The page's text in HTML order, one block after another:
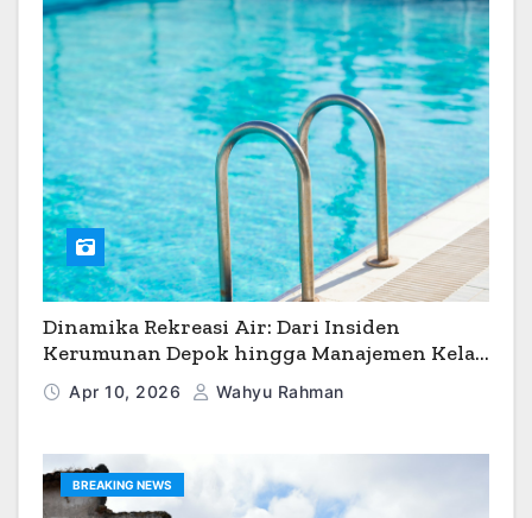
Dinamika Rekreasi Air: Dari Insiden
Kerumunan Depok hingga Manajemen Kelas
DuniaApr 10, 2026 Wahyu Rahman
BREAKING NEWS